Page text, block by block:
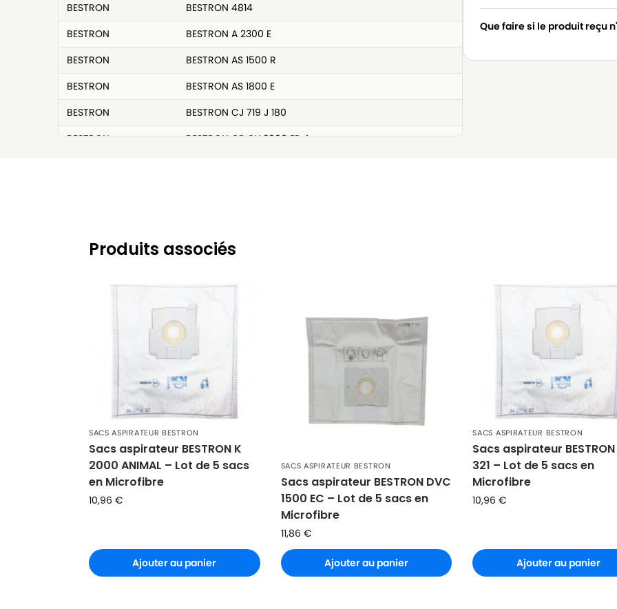
BESTRON
BESTRON 4814
BESTRON
BESTRON A 2300 E
BESTRON
BESTRON AS 1500 R
BESTRON
BESTRON AS 1800 E
BESTRON
BESTRON CJ 719 J 180
BESTRON
BESTRON CP CY 3806 EP 4
BESTRON
BESTRON D 0016 S
BESTRON DBB 2500 E
BESTRON DDB 2500 E
BESTRON DS 1800 S
BESTRON
BESTRON DS 2200 E
BESTRON
BESTRON DV 1400 EL
BESTRON
BESTRON DV 1500 (Série)
BESTRON
BESTRON DV 1500 EC
BESTRON
BESTRON DV 1600 EC
Que faire si le produit reçu
Produits associés
SACS ASPIRATEUR BESTRON
Sacs aspirateur BESTRON K
2000 ANIMAL – Lot de 5 sacs
en Microfibre
10,96 €
Ajouter au panier
SACS ASPIRATEUR BESTRON
Sacs aspirateur BESTRON DVC
1500 EC – Lot de 5 sacs en
Microfibre
11,86 €
Ajouter au panier
SACS ASPIRATEUR BESTRON
Sacs aspirateur
321 – Lot de 5 sacs en
Microfibre
10,96€
Ajouter au panier